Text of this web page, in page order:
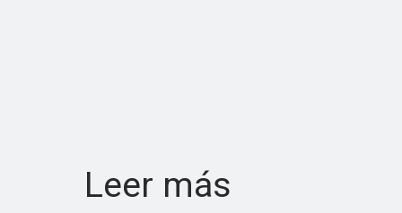
Leer más